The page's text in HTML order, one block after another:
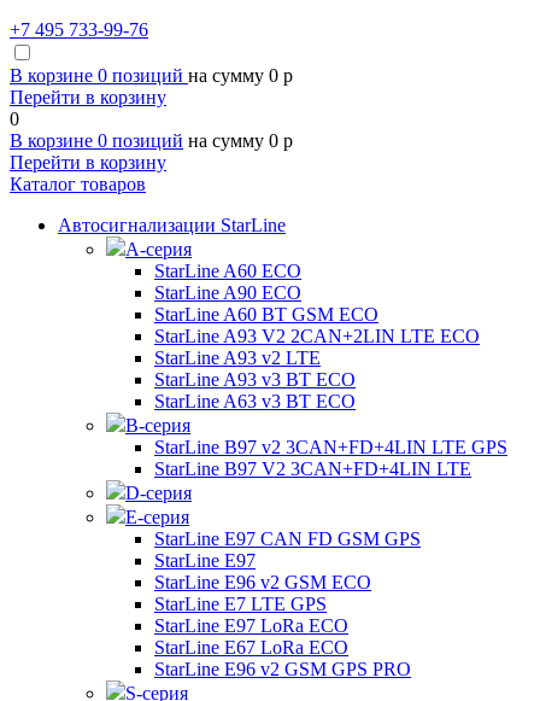
+7 495 733-99-76
В корзине 0 позиций на сумму 0 p
Перейти в корзину
0
В корзине 0 позиций на сумму 0 p
Перейти в корзину
Каталог товаров
Автосигнализации StarLine
А-серия
StarLine A60 ECO
StarLine A90 ECO
StarLine A60 BT GSM ECO
StarLine A93 V2 2CAN+2LIN LTE ECO
StarLine A93 v2 LTE
StarLine A93 v3 BT ECO
StarLine A63 v3 BT ECO
B-серия
StarLine B97 v2 3CAN+FD+4LIN LTE GPS
StarLine B97 V2 3CAN+FD+4LIN LTE
D-серия
E-серия
StarLine E97 CAN FD GSM GPS
StarLine E97
StarLine E96 v2 GSM ECO
StarLine E7 LTE GPS
StarLine E97 LoRa ECO
StarLine E67 LoRa ECO
StarLine E96 v2 GSM GPS PRO
S-серия